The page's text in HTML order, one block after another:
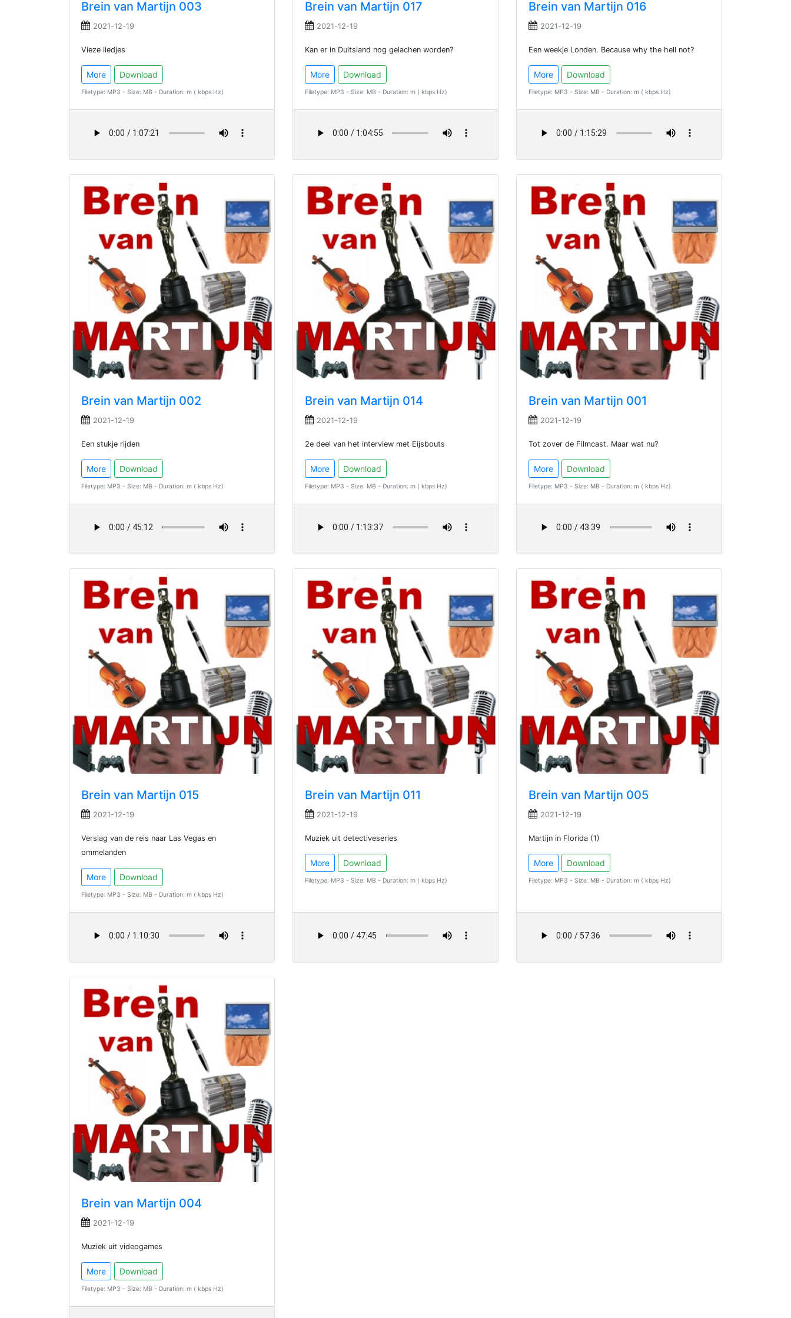
Brein van Martijn 003
2021-12-19
Vieze liedjes
More Download
Filetype: MP3 - Size: MB - Duration: m ( kbps Hz)
Brein van Martijn 017
2021-12-19
Kan er in Duitsland nog gelachen worden?
More Download
Filetype: MP3 - Size: MB - Duration: m ( kbps Hz)
Brein van Martijn 016
2021-12-19
Een weekje Londen. Because why the hell not?
More Download
Filetype: MP3 - Size: MB - Duration: m ( kbps Hz)
Brein van Martijn 002
2021-12-19
Een stukje rijden
More Download
Filetype: MP3 - Size: MB - Duration: m ( kbps Hz)
Brein van Martijn 014
2021-12-19
2e deel van het interview met Eijsbouts
More Download
Filetype: MP3 - Size: MB - Duration: m ( kbps Hz)
Brein van Martijn 001
2021-12-19
Tot zover de Filmcast. Maar wat nu?
More Download
Filetype: MP3 - Size: MB - Duration: m ( kbps Hz)
Brein van Martijn 015
2021-12-19
Verslag van de reis naar Las Vegas en
ommelanden
More Download
Filetype: MP3 - Size: MB - Duration: m ( kbps Hz)
Brein van Martijn 011
2021-12-19
Muziek uit detectiveseries
More Download
Filetype: MP3 - Size: MB - Duration: m ( kbps Hz)
Brein van Martijn 005
2021-12-19
Martijn in Florida (1)
More Download
Filetype: MP3 - Size: MB - Duration: m ( kbps Hz)
Brein van Martijn 004
2021-12-19
Muziek uit videogames
More Download
Filetype: MP3 - Size: MB - Duration: m ( kbps Hz)